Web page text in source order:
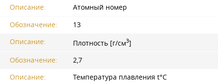
Описание:
Атомный номер
Обозначение:
13
Описание:
Плотность [г/cм3]
Обозначение:
2,7
Описание:
Температура плавления t°С